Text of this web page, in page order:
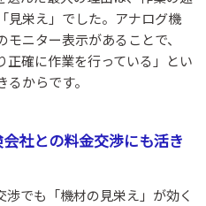
見栄え」でした。アナログ機
ニター表示があることで、
正確に作業を行っている」とい
からです。
社との料金交渉にも活き
でも「機材の見栄え」が効く